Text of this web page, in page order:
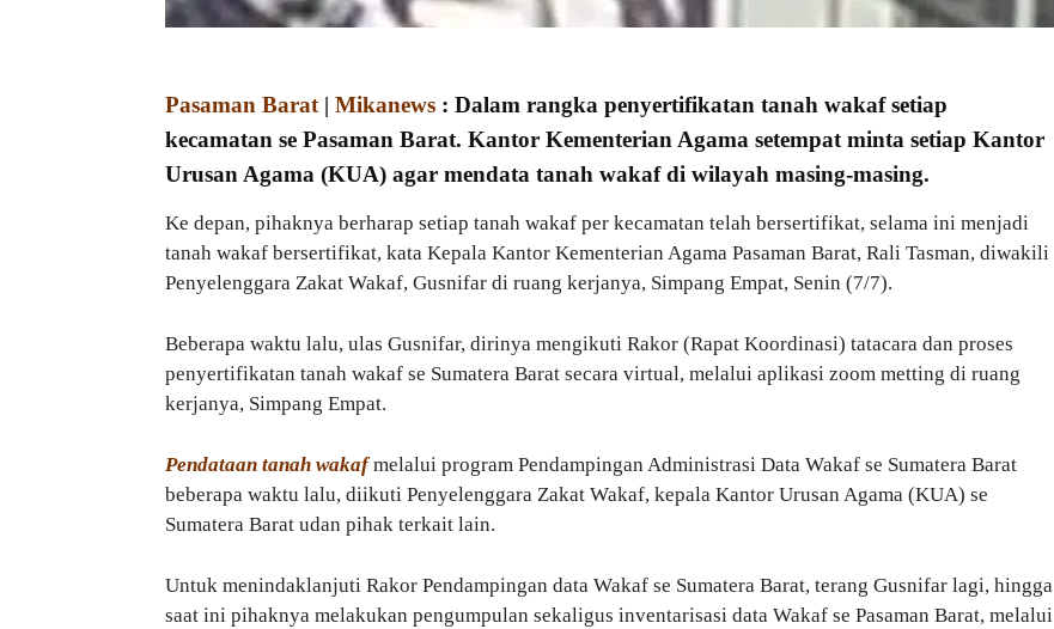
Pasaman Barat| Mikanews : Dalam rangka penyertifikatan tanah wakaf setiap
kecamatan se Pasaman Barat. Kantor Kementerian Agama setempat minta setiap Kantor
Urusan Agama (KUA) agar mendata tanah wakaf di wilayah masing-masing.
Ke depan, pihaknya berharap setiap tanah wakaf per kecamatan telah bersertifikat, selama ini menjadi
tanah wakaf bersertifikat, kata Kepala Kantor Kementerian Agama Pasaman Barat, Rali Tasman, diwakili
Penyelenggara Zakat Wakaf, Gusnifar di ruang kerjanya, Simpang Empat, Senin (7/7).
Beberapa waktu lalu, ulas Gusnifar, dirinya mengikuti Rakor (Rapat Koordinasi) tatacara dan proses
penyertifikatan tanah wakaf se Sumatera Barat secara virtual, melalui aplikasi zoom metting di ruang
kerjanya, Simpang Empat.
Pendataan tanah wakafmelalui program Pendampingan Administrasi Data Wakaf se Sumatera Barat
beberapa waktu lalu, diikuti Penyelenggara Zakat Wakaf, kepala Kantor Urusan Agama (KUA) se
Sumatera Barat udan pihak terkait lain.
Untuk menindaklanjuti Rakor Pendampingan data Wakaf se Sumatera Barat, terang Gusnifar lagi, hingga
saat ini pihaknya melakukan pengumpulan sekaligus inventarisasi data Wakaf se Pasaman Barat, melalui